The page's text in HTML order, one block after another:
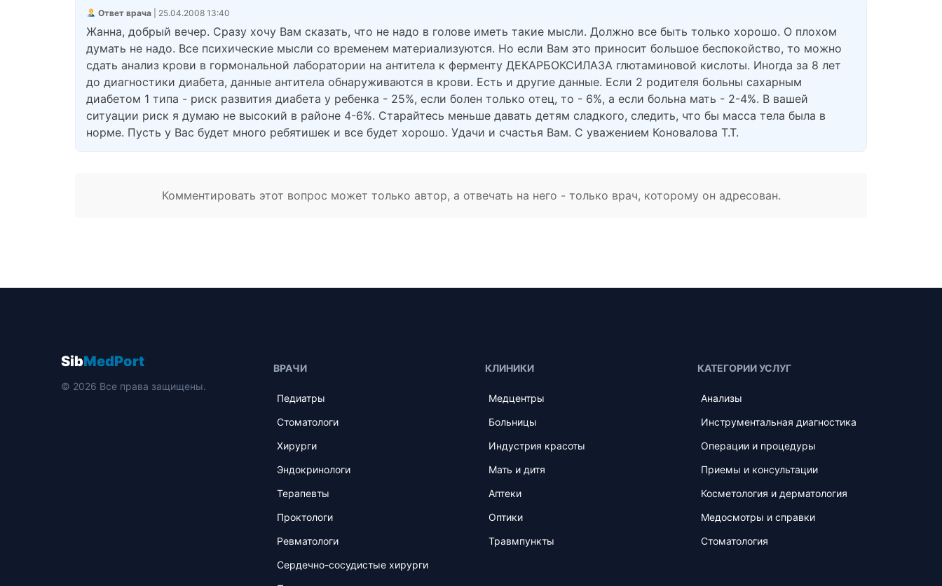
Ответ врача| 25.04.2008 13:40
Жанна, добрый вечер. Сразу хочу Вам сказать, что не надо в голове иметь такие мысли. Должно все быть только хорошо. О плохом
думать не надо. Все психические мысли со временем материализуются. Но если Вам это приносит большое беспокойство, то можно
сдать анализ крови в гормональной лаборатории на антитела к ферменту ДЕКАРБОКСИЛАЗА глютаминовой кислоты. Иногда за 8 лет
до диагностики диабета, данные антитела обнаруживаются в крови. Есть и другие данные. Если 2 родителя больны сахарным
диабетом 1 типа - риск развития диабета у ребенка - 25%, если болен только отец, то - 6%, а если больна мать - 2-4%. В вашей
ситуации риск я думаю не высокий в районе 4-6%. Старайтесь меньше давать детям сладкого, следить, что бы масса тела была в
норме. Пусть у Вас будет много ребятишек и все будет хорошо. Удачи и счастья Вам. С уважением Коновалова Т.Т.
Комментировать этот вопрос может только автор, а отвечать на него - только врач, которому он адресован.
SibMedPort
© 2026 Все права защищены.
ВРАЧИ
Педиатры
Стоматологи
Хирурги
Эндокринологи
Терапевты
Проктологи
Ревматологи
Сердечно-сосудистые хирурги
КЛИНИКИ
Медцентры
Больницы
Индустрия красоты
Мать и дитя
Аптеки
Оптики
Травмпункты
КАТЕГОРИИ УСЛУГ
Анализы
Инструментальная диагностика
Операции и процедуры
Приемы и консультации
Косметология и дерматология
Медосмотры и справки
Стоматология